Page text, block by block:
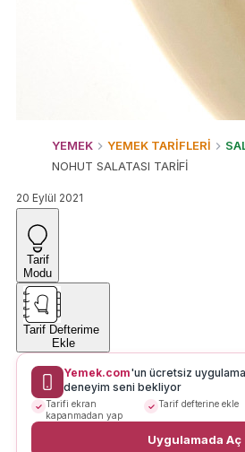
YEMEK YEMEK TARİFLERİ
NOHUT SALATASI TARİFİ
20 Eylül 2021
Tarif
Modu
Tarif Defterime
Ekle
Yemek.com'un ücretsiz
deneyim seni bekliyor
Tarifi ekran
kapanmadan yap
Tarif defterine ekle
Uygulamada Aç